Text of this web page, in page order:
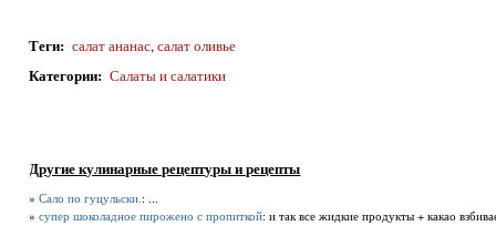
Теги: салат ананас,салат оливье
Категории: Салаты и салатики
Другие кулинарные рецептуры и рецепты
»Сало по гуцульски. : ...
»супер шоколадное пирожено с пропиткой: и так все жидкие продукты + какао